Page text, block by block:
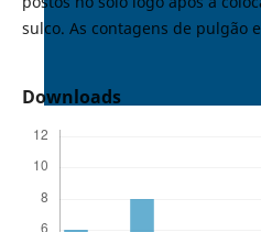
sulco. As contagens de pulgão
Downloads